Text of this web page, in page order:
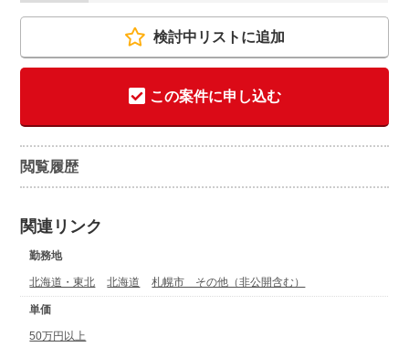
検討中リストに追加
この案件に申し込む
閲覧履歴
関連リンク
勤務地
北海道・東北 北海道 札幌市 その他（非公開含む）
単価
50万円以上